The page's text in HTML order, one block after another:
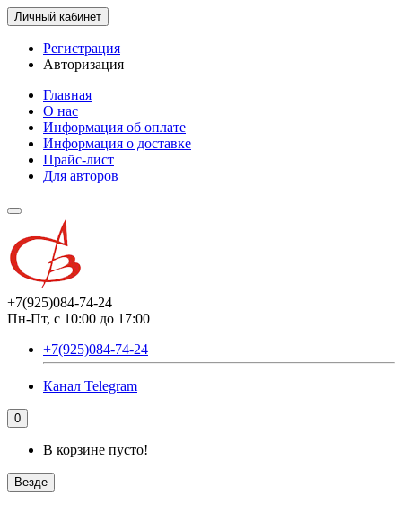
Личный кабинет
Регистрация
Авторизация
Главная
О нас
Информация об оплате
Информация о доставке
Прайс-лист
Для авторов
+7(925)084-74-24
Пн-Пт, с 10:00 до 17:00
+7(925)084-74-24
Канал Telegram
0
В корзине пусто!
Везде